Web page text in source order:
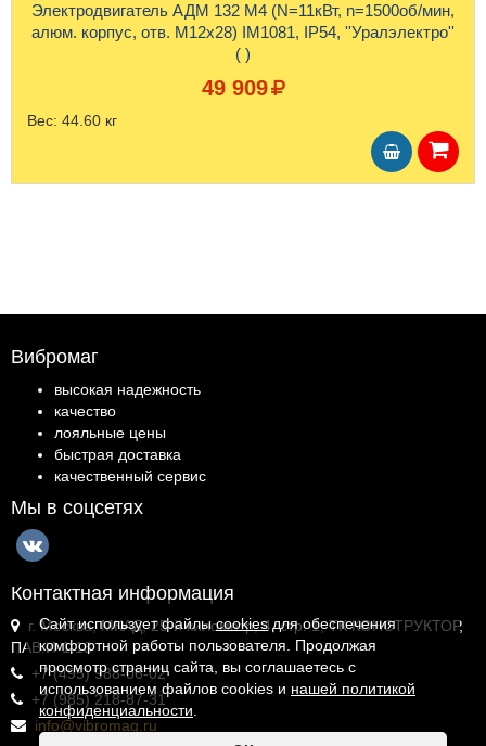
Электродвигатель АДМ 132 М4 (N=11кВт, n=1500об/мин,
алюм. корпус, отв. М12х28) IM1081, IP54, ''Уралэлектро''
( )
49 909
Вес: 44.60 кг
Вибромаг
высокая надежность
качество
лояльные цены
быстрая доставка
качественный сервис
Мы в соцсетях
Контактная информация
г. Москва, МКАД, 25-й километр, 4, стр. 1, ТК КОНСТРУКТОР,
ПАВ.И-1.18
+7 (495) 988-06-02
+7 (985) 218-87-31
info@vibromag.ru
Сайт использует файлыcookiesдля обеспечения
комфортной работы пользователя. Продолжая
просмотр страниц сайта, вы соглашаетесь с
использованием файлов cookies и нашей политикой
конфиденциальности